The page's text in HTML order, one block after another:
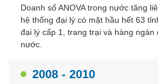
Doanh số ANOVA trong nước tăng
hệ thống đại lý có mặt hầu hết 63
đại lý cấp 1, trang trại và hàng ngàn
nước.
2008 - 2010